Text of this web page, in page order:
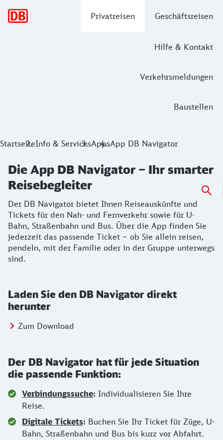
Privatreisen Geschäftsreisen
Hilfe & Kontakt
Verkehrsmeldungen
Baustellen
Die App DB Navigator – Ihr smarter
StartseiteInfo & ServicesAppsApp DB Navigator
Die App DB Navigator – Ihr smarter
Reisebegleiter
Der DB Navigator bietet Ihnen Reiseauskünfte und
Tickets für den Nah- und Fernverkehr sowie für U-
Bahn, Straßenbahn und Bus. Über die App finden Sie
jederzeit das passende Ticket – ob Sie allein reisen,
pendeln, mit der Familie oder in der Gruppe unterwegs
sind.
Laden Sie den DB Navigator direkt
herunter
Springe zu:
Zum Download
Der DB Navigator hat für jede Situation
die passende Funktion:
Verbindungssuche: Individualisieren Sie Ihre
Reise.
Digitale Tickets: Buchen Sie Ihr Ticket für Züge, U-
Bahn, Straßenbahn und Bus bis kurz vor Abfahrt.